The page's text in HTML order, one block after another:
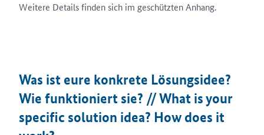
Weitere Details finden sich im geschützten Anhang.
Was ist eure konkrete Lösungsidee?
Wie funktioniert sie? // What is your
specific solution idea? How does it